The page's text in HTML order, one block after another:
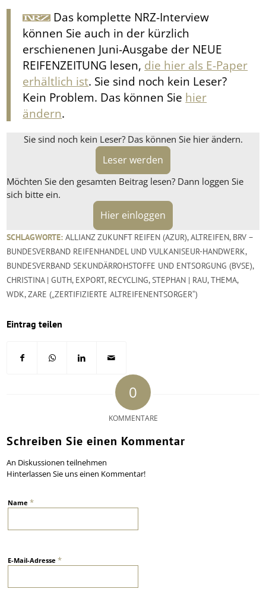
Das komplette NRZ-Interview
können Sie auch in der kürzlich
erschienenen Juni-Ausgabe der NEUE
REIFENZEITUNG lesen, die hier als E-Paper
erhältlich ist. Sie sind noch kein Leser?
Kein Problem. Das können Sie hier
ändern.
Sie sind noch kein Leser? Das können Sie hier ändern.
Leser werden
Möchten Sie den gesamten Beitrag lesen? Dann loggen Sie
sich bitte ein.
Hier einloggen
SCHLAGWORTE: ALLIANZ ZUKUNFT REIFEN (AZUR),ALTREIFEN, BRV –
BUNDESVERBAND REIFENHANDEL UND VULKANISEUR-HANDWERK,
BUNDESVERBAND SEKUNDÄRROHSTOFFE UND ENTSORGUNG (BVSE),
CHRISTINA | GUTH, EXPORT, RECYCLING, STEPHAN | RAU,THEMA,
WDK,ZARE („ZERTIFIZIERTE ALTREIFENENTSORGER“)
Eintrag teilen
0
KOMMENTARE
Schreiben Sie einen Kommentar
An Diskussionen teilnehmen
Hinterlassen Sie uns einen Kommentar!
Name*
E-Mail-Adresse*